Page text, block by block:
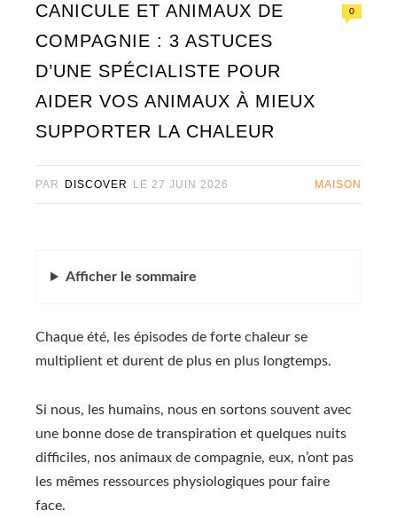
CANICULE ET ANIMAUX DE
COMPAGNIE : 3 ASTUCES
D’UNE SPÉCIALISTE POUR
AIDER VOS ANIMAUX À MIEUX
SUPPORTER LA CHALEUR
0
PAR DISCOVER LE 27 JUIN 2026 MAISON
Afficher le sommaire
Chaque été, les épisodes de forte chaleur se
multiplient et durent de plus en plus longtemps.
Si nous, les humains, nous en sortons souvent avec
une bonne dose de transpiration et quelques nuits
difficiles, nos animaux de compagnie, eux, n’ont pas
les mêmes ressources physiologiques pour faire
face.